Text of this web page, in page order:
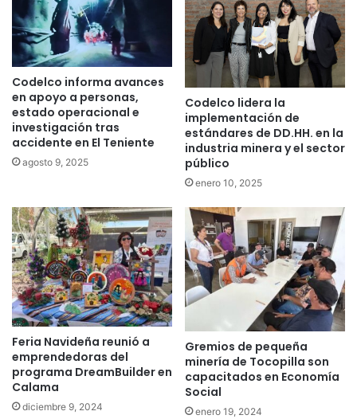
Codelco informa avances
en apoyo a personas,
estado operacional e
investigación tras
accidente en El Teniente
agosto 9, 2025
Codelco lidera la
implementación de
estándares de DD.HH. en la
industria minera y el sector
público
enero 10, 2025
Feria Navideña reunió a
emprendedoras del
programa DreamBuilder en
Calama
diciembre 9, 2024
Gremios de pequeña
minería de Tocopilla son
capacitados en Economía
Social
enero 19, 2024